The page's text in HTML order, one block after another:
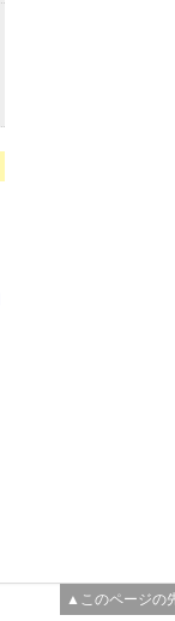
▲このページの